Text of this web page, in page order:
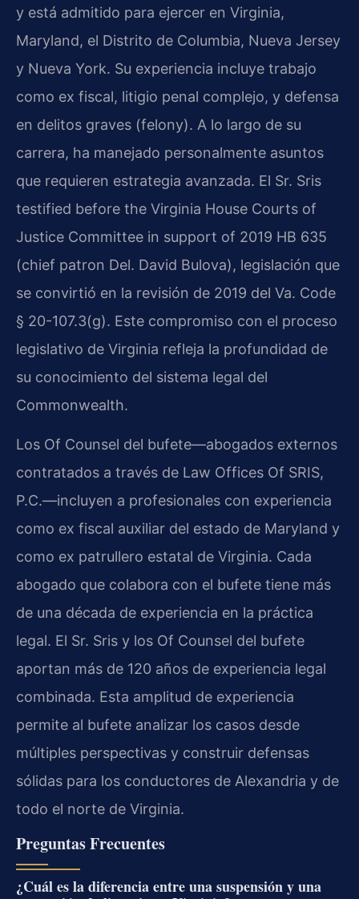
y está admitido para ejercer en Virginia,
Maryland, el Distrito de Columbia, Nueva Jersey
y Nueva York. Su experiencia incluye trabajo
como ex fiscal, litigio penal complejo, y defensa
en delitos graves (felony). A lo largo de su
carrera, ha manejado personalmente asuntos
que requieren estrategia avanzada. El Sr. Sris
testified before the Virginia House Courts of
Justice Committee in support of 2019 HB 635
(chief patron Del. David Bulova), legislación que
se convirtió en la revisión de 2019 del Va. Code
§ 20-107.3(g). Este compromiso con el proceso
legislativo de Virginia refleja la profundidad de
su conocimiento del sistema legal del
Commonwealth.
Los Of Counsel del bufete—abogados externos
contratados a través de Law Offices Of SRIS,
P.C.—incluyen a profesionales con experiencia
como ex fiscal auxiliar del estado de Maryland y
como ex patrullero estatal de Virginia. Cada
abogado que colabora con el bufete tiene más
de una década de experiencia en la práctica
legal. El Sr. Sris y los Of Counsel del bufete
aportan más de 120 años de experiencia legal
combinada. Esta amplitud de experiencia
permite al bufete analizar los casos desde
múltiples perspectivas y construir defensas
sólidas para los conductores de Alexandria y de
todo el norte de Virginia.
Preguntas Frecuentes
¿Cuál es la diferencia entre una suspensión y una